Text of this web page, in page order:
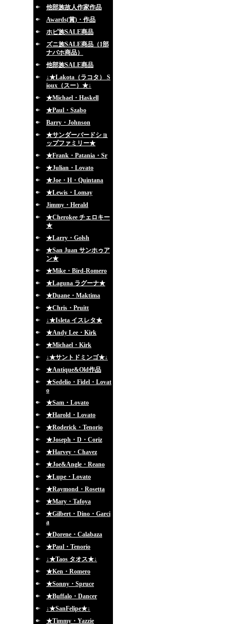
他部族故人作家作品
Awards(賞)・作品
ホピ族SALE商品
ズニ族SALE商品（1部
ナバホ商品）
他部族SALE商品
↓★Lakota（ラコタ） S
ioux（スー）★↓
★Michael・Haskell
★Paul・Szabo
Barry・Johnson
★サンダーバードショ
ップファミリー★
★Frank・Patania・Sr
★Julian・Lovato
★Joe・H・Quintana
★Lewis・Lomay
Jimmy・Herald
★Cherokee チェロキー
★
★Larry・Golsh
★San Juan サンホゥア
ン★
★Mike・Bird-Romero
★Laguna ラグーナ★
★Duane・Maktima
★Chris・Pruitt
↓★Isleta イスレタ★
★Andy Lee・Kirk
★Michael・Kirk
↓★サントドミンゴ★↓
★Antique&Old作品
★Sedelio・Fidel・Lovat
o
★Sam・Lovato
★Harold・Lovato
★Roderick・Tenorio
★Joseph・D・Coriz
★Harvey・Chavez
★Joe&Angle・Reano
★Lupe・Lovato
★Raymond・Rosetta
★Mary・Tafoya
★Gilbert・Dino・Garci
a
★Dorene・Calabaza
★Paul・Tenorio
↓★Taos タオス★↓
★Ken・Romero
★Sonny・Spruce
★Buffalo・Dancer
↓★SanFelipe★↓
★Timmy・Yazzie